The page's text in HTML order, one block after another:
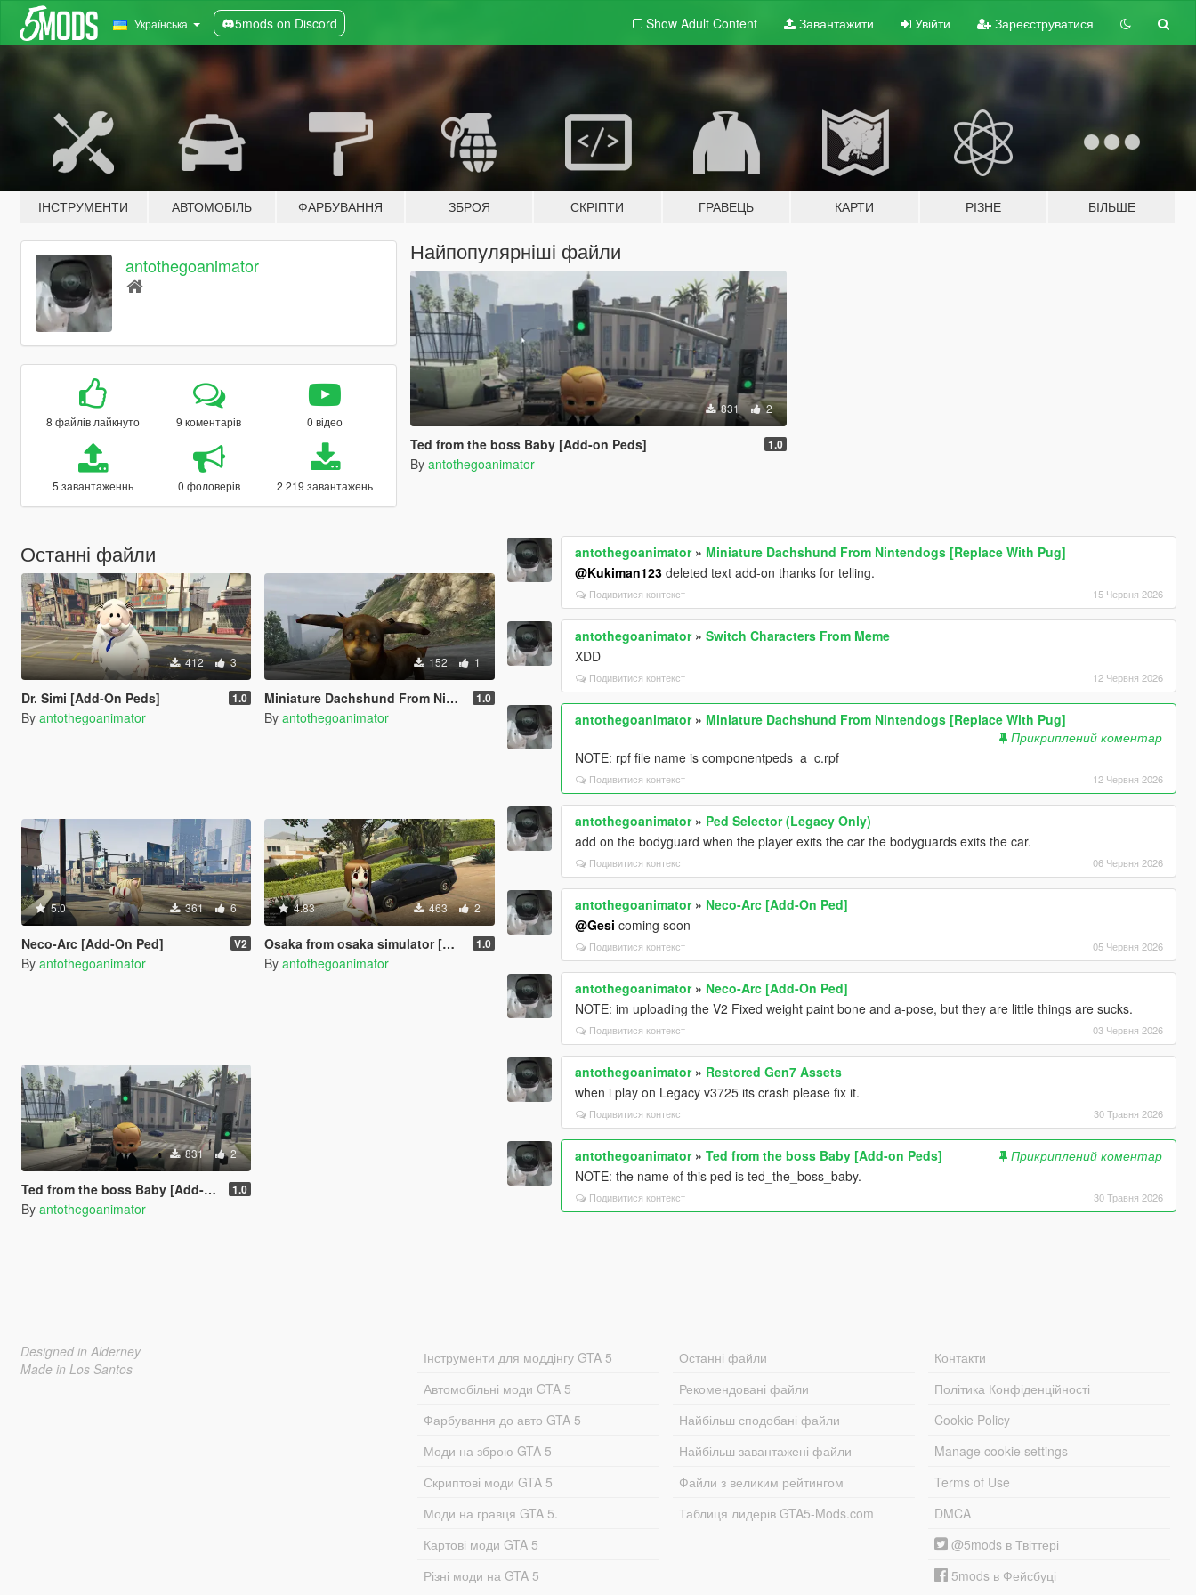
Українська 5mods on Discord Show Adult Content Завантажити Увійти Зареєструватися
ІНСТРУМЕНТИ АВТОМОБІЛЬ ФАРБУВАННЯ ЗБРОЯ СКРІПТИ ГРАВЕЦЬ КАРТИ РІЗНЕ БІЛЬШЕ
antothegoanimator
8 файлів лайкнуто 9 коментарів 0 відео
5 завантаженнь 0 фоловерів 2 219 завантажень
Найпопулярніші файли
831 2
Ted from the boss Baby [Add-on Peds] 1.0
By antothegoanimator
Останні файли
412 3
Dr. Simi [Add-On Peds] 1.0
By antothegoanimator
152 1
Miniature Dachshund From Nintendogs [Replace With Pug] 1.0
By antothegoanimator
5.0 361 6
Neco-Arc [Add-On Ped] V2
By antothegoanimator
4.83 463 2
Osaka from osaka simulator [Add-on Ped] 1.0
By antothegoanimator
831 2
Ted from the boss Baby [Add-on Peds] 1.0
By antothegoanimator
antothegoanimator» Miniature Dachshund From Nintendogs [Replace With Pug]
@Kukiman123 deleted text add-on thanks for telling.
Подивитися контекст 15 Червня 2026
antothegoanimator»Switch Characters From Meme
XDD
Подивитися контекст 12 Червня 2026
antothegoanimator» Miniature Dachshund From Nintendogs [Replace With Pug]
Прикриплений коментар
NOTE: rpf file name is componentpeds_a_c.rpf
Подивитися контекст 12 Червня 2026
antothegoanimator» Ped Selector (Legacy Only)
add on the bodyguard when the player exits the car the bodyguards exits the car.
Подивитися контекст 06 Червня 2026
antothegoanimator» Neco-Arc [Add-On Ped]
@Gesi coming soon
Подивитися контекст 05 Червня 2026
antothegoanimator» Neco-Arc [Add-On Ped]
NOTE: im uploading the V2 Fixed weight paint bone and a-pose, but they are little things are sucks.
Подивитися контекст 03 Червня 2026
antothegoanimator» Restored Gen7 Assets
when i play on Legacy v3725 its crash please fix it.
Подивитися контекст 30 Травня 2026
antothegoanimator»Ted from the boss Baby [Add-on Peds]
Прикриплений коментар
NOTE: the name of this ped is ted_the_boss_baby.
Подивитися контекст 30 Травня 2026
Designed in Alderney
Made in Los Santos
Інструменти для моддінгу GTA 5
Автомобільні моди GTA 5
Фарбування до авто GTA 5
Моди на зброю GTA 5
Скриптові моди GTA 5
Моди на гравця GTA 5.
Картові моди GTA 5
Різні моди на GTA 5
Останні файли
Рекомендовані файли
Найбільш сподобані файли
Найбільш завантажені файли
Файли з великим рейтингом
Таблиця лидерів GTA5-Mods.com
Контакти
Політика Конфіденційності
Cookie Policy
Manage cookie settings
Terms of Use
DMCA
@5mods в Твіттері
5mods в Фейсбуці